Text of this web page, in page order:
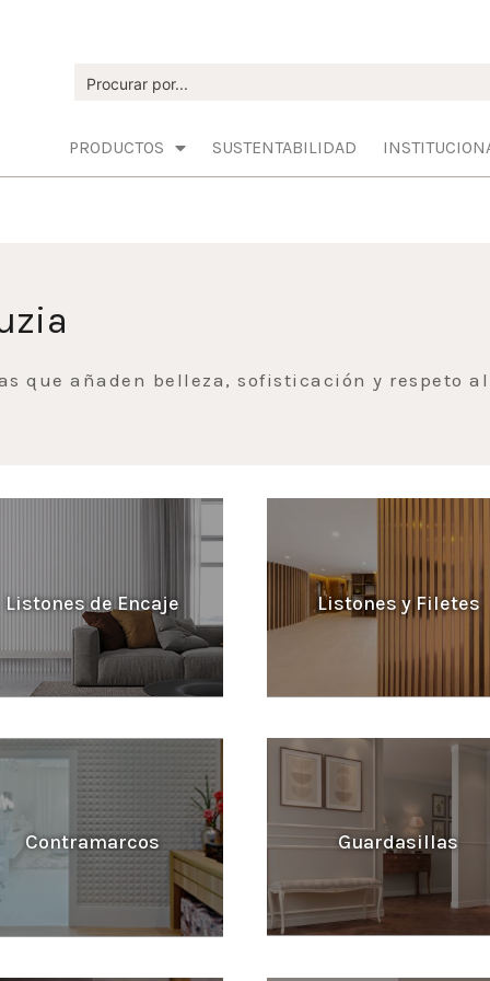
PRODUCTOS SUSTENTABILIDAD
que añaden belleza, sofisticación y respeto
Listones de Encaje Listones y Filetes
Contramarcos Guardasillas